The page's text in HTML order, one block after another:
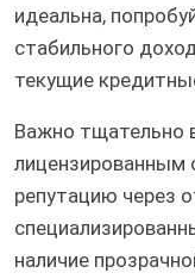
идеальна,
стабильного
текущие
Важно тщательно
лицензированным
репутацию через
наличие